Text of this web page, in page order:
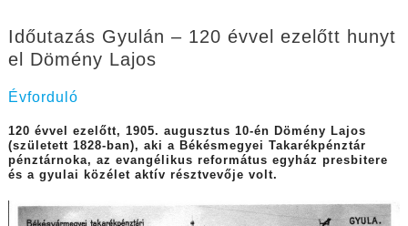
Időutazás Gyulán – 120 évvel ezelőtt hunyt
el Dömény Lajos
Évforduló
120 évvel ezelőtt, 1905. augusztus 10-én Dömény Lajos
(született 1828-ban), aki a Békésmegyei Takarékpénztár
pénztárnoka, az evangélikus református egyház presbitere
és a gyulai közélet aktív résztvevője volt.